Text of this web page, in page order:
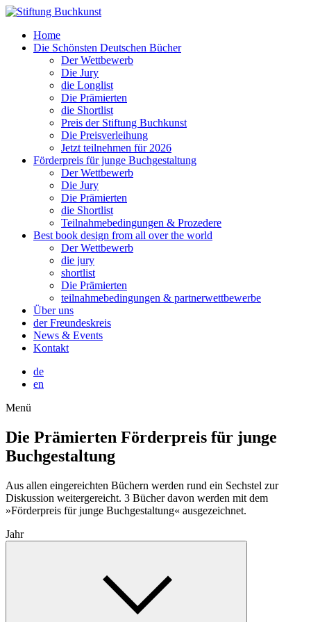
Home
Die Schönsten Deutschen Bücher
Der Wettbewerb
Die Jury
die Longlist
Die Prämierten
die Shortlist
Preis der Stiftung Buchkunst
Die Preisverleihung
Jetzt teilnehmen für 2026
Förderpreis für junge Buchgestaltung
Der Wettbewerb
Die Jury
Die Prämierten
die Shortlist
Teilnahmebedingungen & Prozedere
Best book design from all over the world
Der Wettbewerb
die jury
shortlist
Die Prämierten
teilnahmebedingungen & partnerwettbewerbe
Über uns
der Freundeskreis
News & Events
Kontakt
de
en
Menü
Die Prämierten Förderpreis für junge
Buchgestaltung
Aus allen eingereichten Büchern werden rund ein Sechstel zur
Diskussion weitergereicht. 3 Bücher davon werden mit dem
»Förderpreis für junge Buchgestaltung« ausgezeichnet.
Jahr